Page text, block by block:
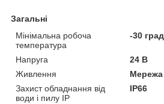
Загальні
Мінімальна робоча
температура
-30
Напруга
24 В
Живлення
Захист обладнання від
води і пилу IP
IP66